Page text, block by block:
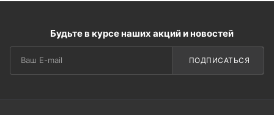
Будьте в курсе наших акций и новостей
ПОДПИСАТЬСЯ